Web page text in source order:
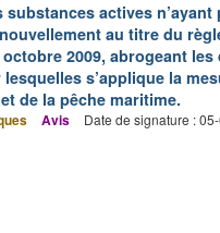
actives n’ayant
au titre du
2009, abrogeant les
s’applique la
de la pêche maritime.
Avis Date de signature :